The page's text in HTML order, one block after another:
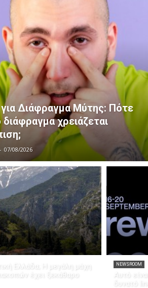
Διάφραγμα Μύτης: Πότε
χρειάζεται
- 07/08/2026
Ελλάδα; Η μεγάλη μάχη
έχει ξεκάθαρο
NEWSROOM
Αυτό
δυνατό